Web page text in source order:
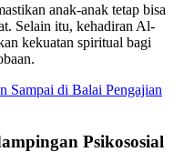
anak-anak tetap bisa
Selain itu, kehadiran Al-
kekuatan spiritual bagi
Sampai di Balai Pengajian
Psikososial